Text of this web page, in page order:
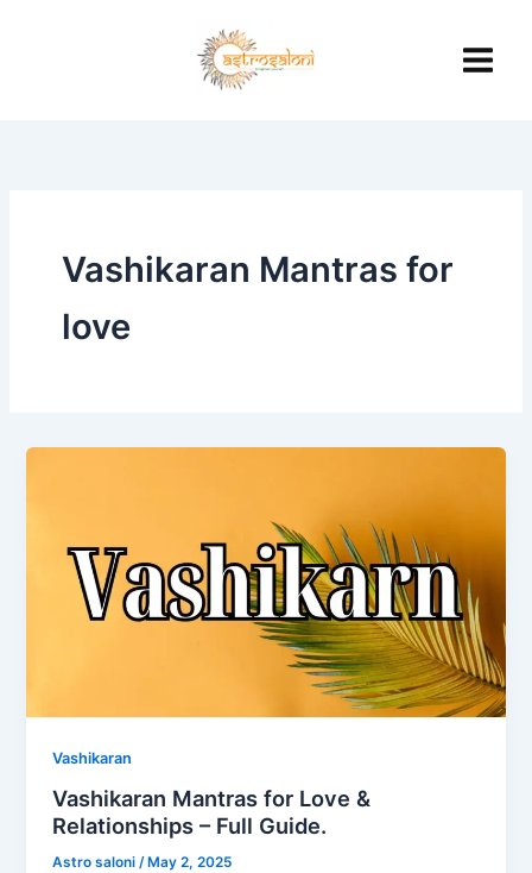
Vashikaran Mantras for
love
Vashikaran
Vashikaran Mantras for Love &
Relationships – Full Guide.
Astro saloni/ May 2, 2025